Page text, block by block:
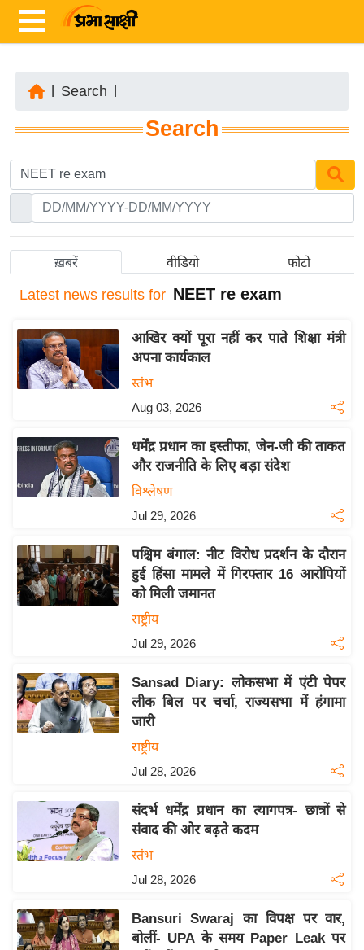
ज़ा
ख
र
ष्ट्री
अं
र्रा
ष्ट्री
य
ने
उ
ज
ग
त
ष
ज्ञ
रा
य
ट
ल
ट
I
Search
Search
ख़बरें वीडियो फोटो
Latest news results for NEET re exam
आखिर क्यों पूरा नहीं कर पाते शिक्षा मंत्री
अपना कार्यकाल
स्तंभ
Aug 03, 2026
धर्मेंद्र प्रधान का इस्तीफा, जेन-जी की ताकत
और राजनीति के लिए बड़ा संदेश
विश्लेषण
Jul 29, 2026
पश्चिम बंगाल: नीट विरोध प्रदर्शन के दौरान
हुई हिंसा मामले में गिरफ्तार 16 आरोपियों
को मिली जमानत
राष्ट्रीय
Jul 29, 2026
Sansad Diary: लोकसभा में एंटी पेपर
लीक बिल पर चर्चा, राज्यसभा में हंगामा
जारी
राष्ट्रीय
Jul 28, 2026
संदर्भ धर्मेंद्र प्रधान का त्यागपत्र- छात्रों से
संवाद की ओर बढ़ते कदम
स्तंभ
Jul 28, 2026
Bansuri Swaraj का विपक्ष पर वार,
बोलीं- UPA के समय Paper Leak पर